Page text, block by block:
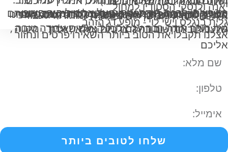
יאנה ולנסקי הסטודיו למחול
רק רציתי להגיד תודה ענקית על אתמול היה פשוט מווושלם. אנחנו לא מפסיקים לקבל מחמאות. עשיתם עבודה מדוייקת להפליא ובאפס תקלות הן מבחינת הגברה והן מבחינת תאורה נתתם לנו הרגשה שאנחנו בידיים טובות ויש לנו על מי לסמוך. הכל התנהל לפי הלו״ז וללא עיכובים. היה פשוט תענוג גדול לעבוד איתכם. תודה והמשך יום נפלא.
גלית בנגלס וישי לוי - מופע דג הזהב
גילי היקר תודה רבה על אתמול , עשית עבודה טובה , היה נעים אתך , תודה גם לכל הצוות שאיתך , מקווה שנעבוד ביחד שוב בהקדם , יום נפלא , גלית
אצלנו תקבלו את הטוב ביותר השאירו פרטים ונחזור
אליכם
שלחו לטובים ביותר